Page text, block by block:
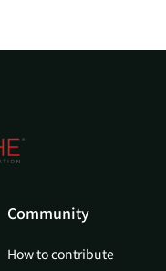
Community
How to contribute